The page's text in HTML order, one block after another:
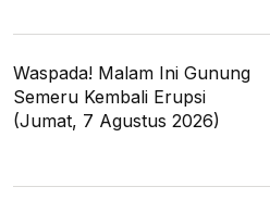
Waspada! Malam Ini Gunung
Semeru Kembali Erupsi
(Jumat, 7 Agustus 2026)